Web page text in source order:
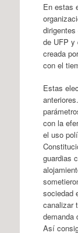
En estas
de UFP y
creada
con el
Estas
con la
el uso
guardias
sociedad
canalizar
demanda
Así